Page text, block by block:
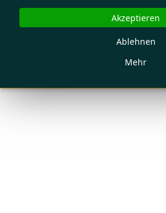
Mehr
Ablehnen
Akzeptieren